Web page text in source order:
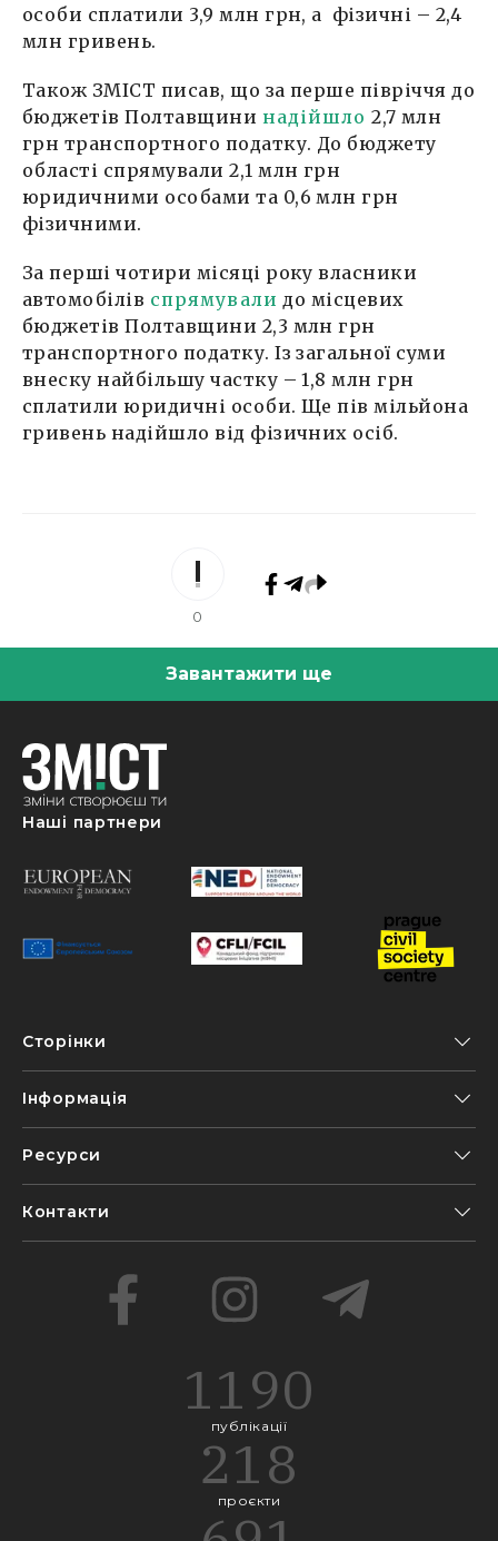
особи сплатили 3,9 млн грн, а фізичні – 2,4
млн гривень.
Також ЗМІСТ писав, що за перше півріччя до
бюджетів Полтавщини надійшло 2,7 млн
грн транспортного податку. До бюджету
області спрямували 2,1 млн грн
юридичними особами та 0,6 млн грн
фізичними.
За перші чотири місяці року власники
автомобілів спрямували до місцевих
бюджетів Полтавщини 2,3 млн грн
транспортного податку. Із загальної суми
внеску найбільшу частку – 1,8 млн грн
сплатили юридичні особи. Ще пів мільйона
гривень надійшло від фізичних осіб.
0
Завантажити ще
Наші партнери
Сторінки
Інформація
Ресурси
Контакти
1190
публікації
218
проєкти